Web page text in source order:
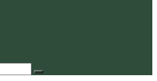
Submit